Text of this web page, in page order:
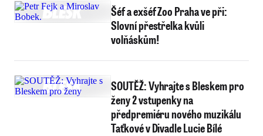
Šéf a exšéf Zoo Praha ve při:
Slovní přestřelka kvůli
volňáskům!
SOUTĚŽ: Vyhrajte s Bleskem pro
ženy 2 vstupenky na
předpremiéru nového muzikálu
Taťkové v Divadle Lucie Bílé